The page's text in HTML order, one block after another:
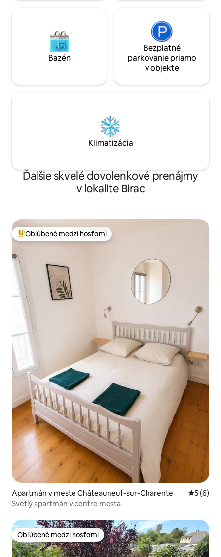
Bazén
Bezplatné
parkovanie priamo
v objekte
Klimatizácia
Ďalšie skvelé dovolenkové prenájmy
v lokalite Birac
Najobľúbenejšie medzi hosťami
Obľúbené medzi hosťami
Apartmán v meste Châteauneuf-sur-Charente
5 (6)
Svetlý apartmán v centre mesta
Obľúbené medzi hosťami
Obľúbené medzi hosťami